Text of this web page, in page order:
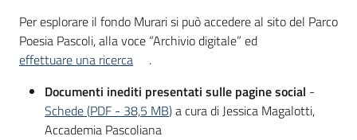
Per esplorare il fondo Murari si può accedere al sito del Parco
Poesia Pascoli, alla voce “Archivio digitale” ed
effettuare una ricerca
.
Documenti inediti presentati sulle pagine social -
Schede(PDF - 38,5 MB)a cura di Jessica Magalotti,
Accademia Pascoliana